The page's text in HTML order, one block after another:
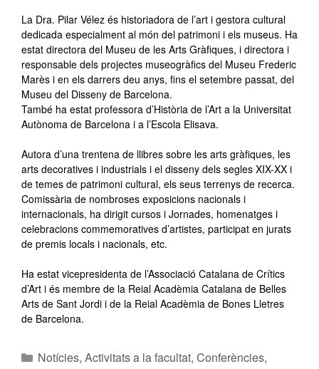
La Dra. Pilar Vélez és historiadora de l’art i gestora cultural
dedicada especialment al món del patrimoni i els museus. Ha
estat directora del Museu de les Arts Gràfiques, i directora i
responsable dels projectes museogràfics del Museu Frederic
Marès i en els darrers deu anys, fins el setembre passat, del
Museu del Disseny de Barcelona.
També ha estat professora d’Història de l’Art a la Universitat
Autònoma de Barcelona i a l’Escola Elisava.
Autora d’una trentena de llibres sobre les arts gràfiques, les
arts decoratives i industrials i el disseny dels segles XIX-XX i
de temes de patrimoni cultural, els seus terrenys de recerca.
Comissària de nombroses exposicions nacionals i
internacionals, ha dirigit cursos i Jornades, homenatges i
celebracions commemoratives d’artistes, participat en jurats
de premis locals i nacionals, etc.
Ha estat vicepresidenta de l’Associació Catalana de Crítics
d’Art i és membre de la Reial Acadèmia Catalana de Belles
Arts de Sant Jordi i de la Reial Acadèmia de Bones Lletres
de Barcelona.
Notícies, Activitats a la facultat, Conferències,